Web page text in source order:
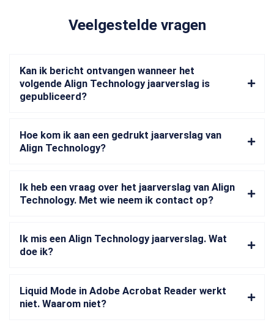
Veelgestelde vragen
Kan ik bericht ontvangen wanneer het
volgende Align Technology jaarverslag is
gepubliceerd?
Hoe kom ik aan een gedrukt jaarverslag van
Align Technology?
Ik heb een vraag over het jaarverslag van Align
Technology. Met wie neem ik contact op?
Ik mis een Align Technology jaarverslag. Wat
doe ik?
Liquid Mode in Adobe Acrobat Reader werkt
niet. Waarom niet?